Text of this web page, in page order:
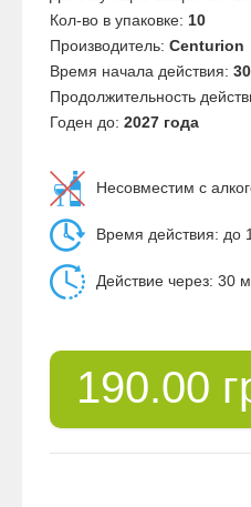
Кол-во в упаковке: 10
Производитель: Centurion
Время начала действия:
Продолжительность
Годен до: 2027 года
Несовместим с
Время действия: до
Действие через: 30
190.00